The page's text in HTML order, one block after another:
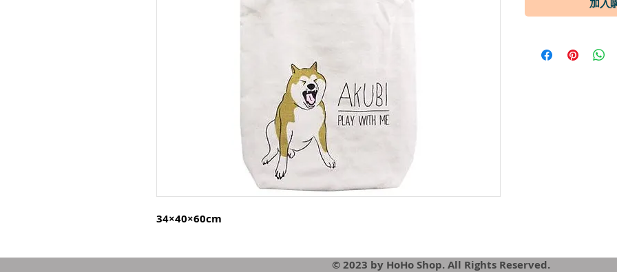
34×40×60cm
© 2023 by HoHo Shop. All Rights Reserved.